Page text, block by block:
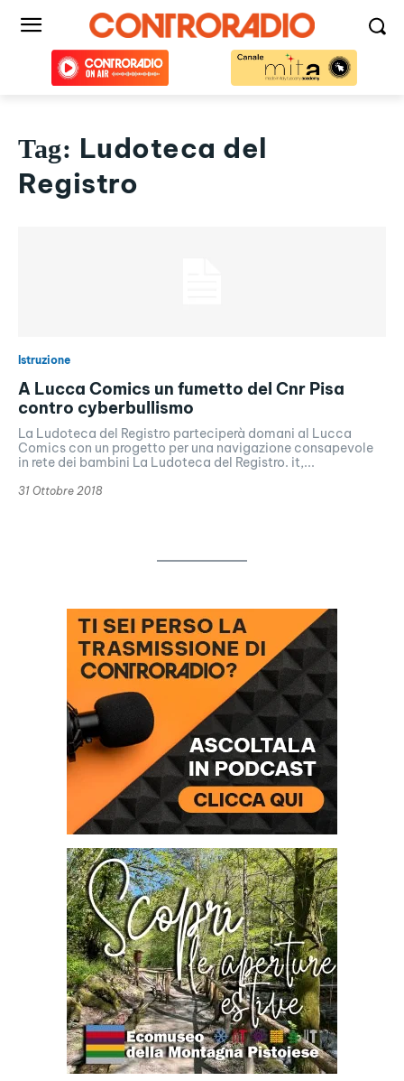
Tag: Ludoteca del
Registro
Istruzione
A Lucca Comics un fumetto del Cnr Pisa
contro cyberbullismo
La Ludoteca del Registro parteciperà domani al Lucca
Comics con un progetto per una navigazione consapevole
in rete dei bambini La Ludoteca del Registro. it,...
31 Ottobre 2018